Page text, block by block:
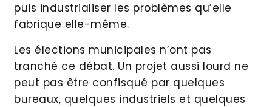
puis industrialiser les problèmes qu’elle
fabrique elle-même.
Les élections municipales n’ont pas
tranché ce débat. Un projet aussi lourd ne
peut pas être confisqué par quelques
bureaux, quelques industriels et quelques